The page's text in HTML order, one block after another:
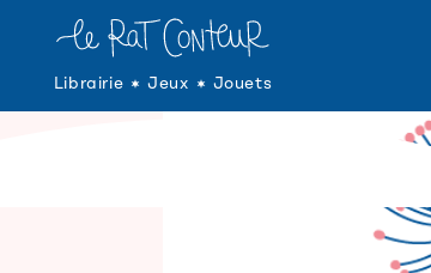
Librairie Jeux Jouets